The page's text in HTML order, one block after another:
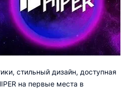
стильный дизайн, доступная
на первые места в